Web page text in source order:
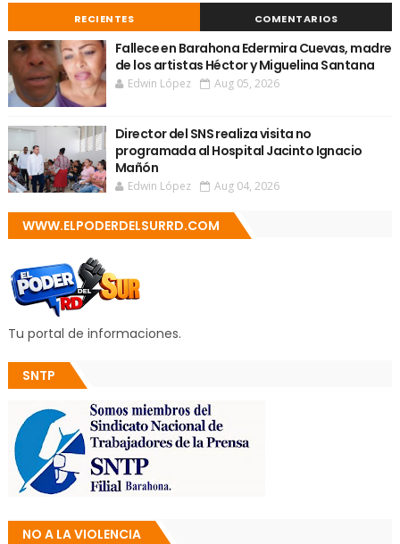
RECIENTES COMENTARIOS
Fallece en Barahona Edermira Cuevas, madre
de los artistas Héctor y Miguelina Santana
Edwin López Aug 05, 2026
Director del SNS realiza visita no
programada al Hospital Jacinto Ignacio
Mañón
Edwin López Aug 04, 2026
WWW.ELPODERDELSURRD.COM
Tu portal de informaciones.
SNTP
NO A LA VIOLENCIA